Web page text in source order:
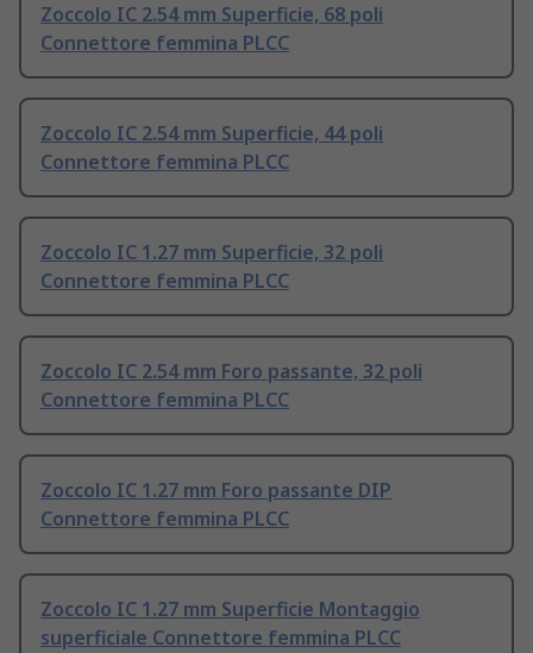
Zoccolo IC 2.54 mm Superficie, 68 poli
Connettore femmina PLCC
Zoccolo IC 2.54 mm Superficie, 44 poli
Connettore femmina PLCC
Zoccolo IC 1.27 mm Superficie, 32 poli
Connettore femmina PLCC
Zoccolo IC 2.54 mm Foro passante, 32 poli
Connettore femmina PLCC
Zoccolo IC 1.27 mm Foro passante DIP
Connettore femmina PLCC
Zoccolo IC 1.27 mm Superficie Montaggio
superficiale Connettore femmina PLCC